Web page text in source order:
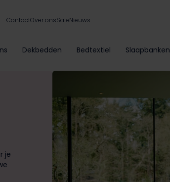
ContactOver onsSaleNieuws
Dekbedden Bedtextiel Slaapbanken
je